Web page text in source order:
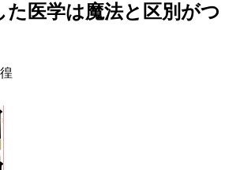
た医学は魔法と区別がつ